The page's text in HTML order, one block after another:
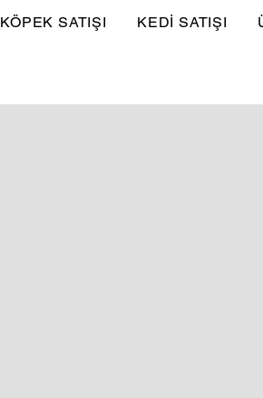
KÖPEK SATIŞI KEDİ SATIŞI